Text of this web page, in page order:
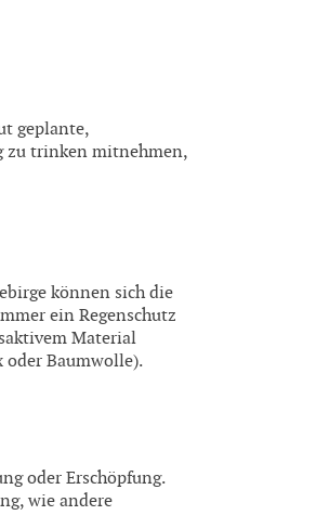
geplante,
zu trinken mitnehmen,
können sich die
ein Regenschutz
Material
oder Baumwolle).
oder Erschöpfung.
wie andere